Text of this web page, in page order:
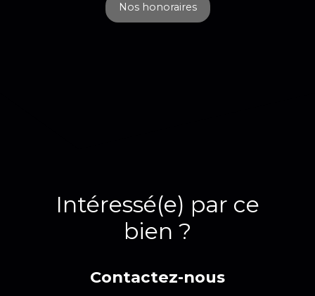
Nos honoraires
Intéressé(e) par ce
bien ?
Contactez-nous